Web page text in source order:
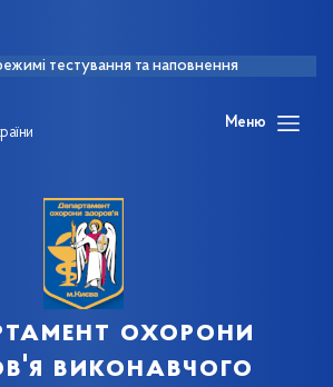
тестування та наповнення
Меню
охорони
виконавчого